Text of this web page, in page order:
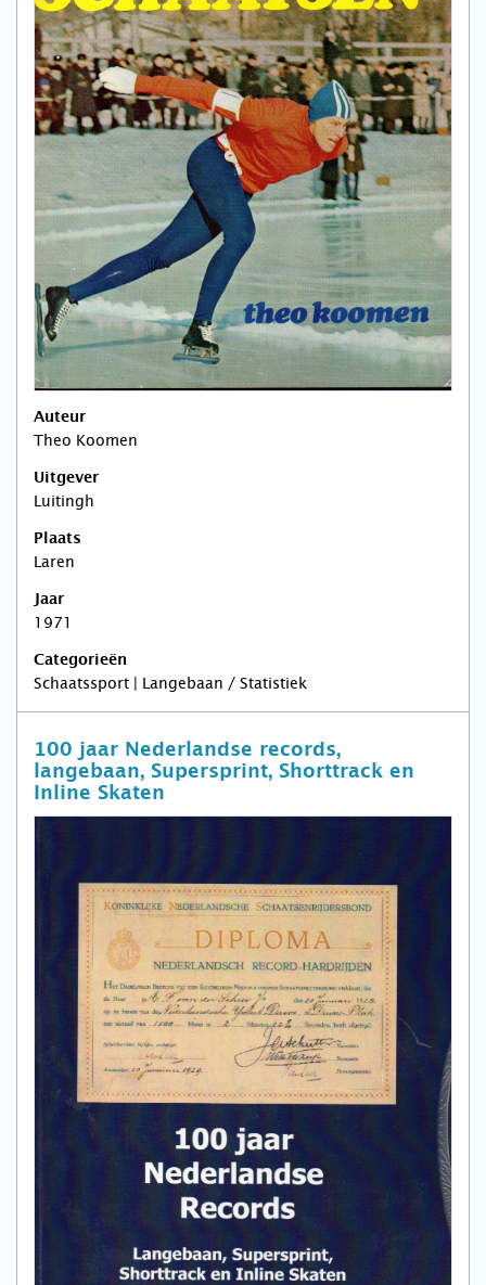
Auteur
Theo Koomen
Uitgever
Luitingh
Plaats
Laren
Jaar
1971
Categorieën
Schaatssport | Langebaan / Statistiek
100 jaar Nederlandse records,
langebaan, Supersprint, Shorttrack en
Inline Skaten